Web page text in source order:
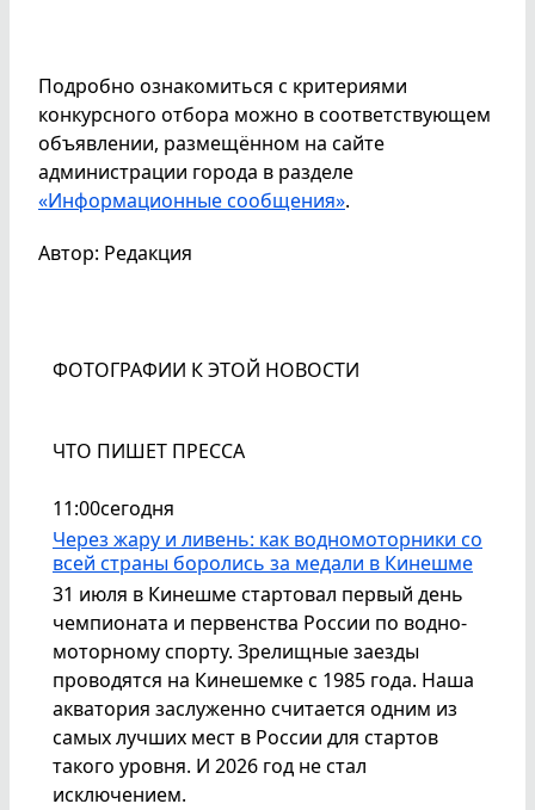
Подробно ознакомиться с критериями
конкурсного отбора можно в соответствующем
объявлении, размещённом на сайте
администрации города в разделе
«Информационные сообщения».
Автор: Редакция
ФОТОГРАФИИ К ЭТОЙ НОВОСТИ
ЧТО ПИШЕТ ПРЕССА
11:00сегодня
Через жару и ливень: как водномоторники со
всей страны боролись за медали в Кинешме
31 июля в Кинешме стартовал первый день
чемпионата и первенства России по водно-
моторному спорту. Зрелищные заезды
проводятся на Кинешемке с 1985 года. Наша
акватория заслуженно считается одним из
самых лучших мест в России для стартов
такого уровня. И 2026 год не стал
исключением.